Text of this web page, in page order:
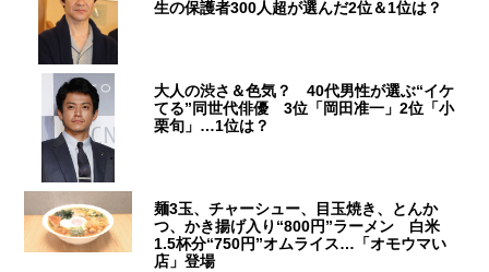
生の保護者300人超が選んだ2位＆1位は？
大人の渋さ＆色気？ 40代男性が選ぶ“イケ
てる”同世代俳優 3位「岡田准一」2位「小
栗旬」…1位は？
麺3玉、チャーシュー、目玉焼き、とんか
つ、かき揚げ入り“800円”ラーメン 白米
1.5杯分“750円”オムライス…「オモウマい
店」登場